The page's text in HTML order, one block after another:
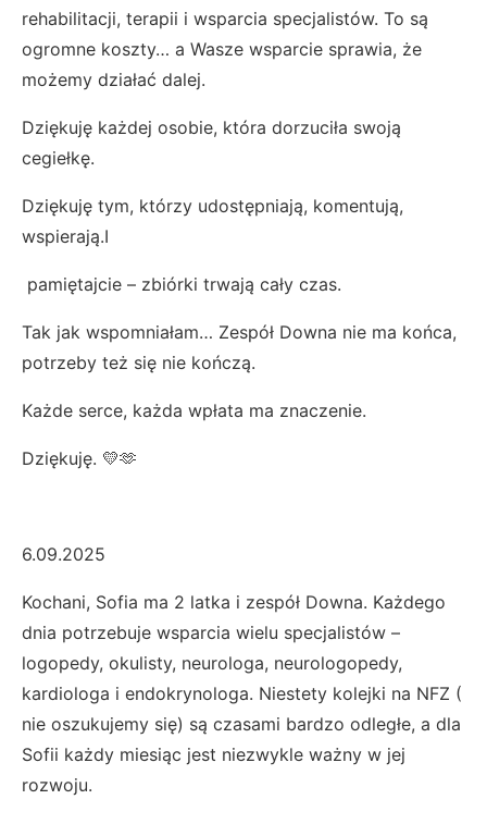
rehabilitacji, terapii i wsparcia specjalistów. To są
ogromne koszty… a Wasze wsparcie sprawia, że
możemy działać dalej.
Dziękuję każdej osobie, która dorzuciła swoją
cegiełkę.
Dziękuję tym, którzy udostępniają, komentują,
wspierają.I
pamiętajcie – zbiórki trwają cały czas.
Tak jak wspomniałam… Zespół Downa nie ma końca,
potrzeby też się nie kończą.
Każde serce, każda wpłata ma znaczenie.
Dziękuję. 💛🫶
6.09.2025
Kochani, Sofia ma 2 latka i zespół Downa. Każdego
dnia potrzebuje wsparcia wielu specjalistów –
logopedy, okulisty, neurologa, neurologopedy,
kardiologa i endokrynologa. Niestety kolejki na NFZ (
nie oszukujemy się) są czasami bardzo odległe, a dla
Sofii każdy miesiąc jest niezwykle ważny w jej
rozwoju.